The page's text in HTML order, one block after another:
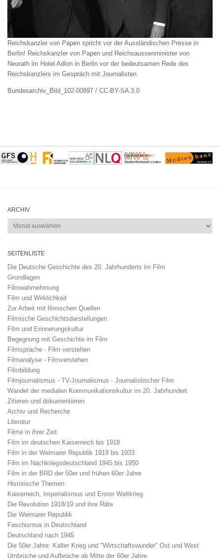
Reichskanzler von Papen spricht vor der Aussländischen Presse in
Berlin! Reichskanzler von Papen und Reichsaussenminister von
Neurath im Hotel Adlon in Berlin vor der bedeutsamen Rede des
Reichskanzlers im Gespräch mit Journalisten.
Bundesarchiv_Bild_102-00897 / CC-BY-SA 3.0
ARCHIV
Archiv
SEITENLISTE
Die Deutsche Geschichte des 20. Jahrhunderts im Film
Grundlagen
Filmwahrnehmung
Film und Wirklichkeit
Zur Arbeit mit filmischen Quellen
Filmische Geschichtsdarstellungen
Film und Erinnerungskultur
Begegnung mit Geschichte im Film
Filmsprache - Film verstehen
Filmanalyse - Filmverstehen
Filmbildung
Filmjournalismus - TV-Journalismus - Journalistischer Film
Wandel der medialen Kommunikationskultur im 20. Jahrhundert
Zitieren und dokumentieren
Archiv und Recherche
Literatur
Filme in ihrer Zeit
Film im deutschen Kaiserreich bis 1918
Film in der Weimarer Republik 1919 bis 1933
Film im Nachkriegsdeutschland 1945 bis 1950
Film in der BRD der 50er und frühen 60er Jahre
Historische Themen
Kaiserreich, Imperialismus und Erster Weltkrieg
Die Revolution 1918/19 und ihre Räte
Die Weimarer Republik
Faschismus in Deutschland
Deutschland nach 1945
Die 50er Jahre: Kalter Krieg und "Wirtschaftswunder" Ost und West
Umbrüche und Aufbrüche ab Mitte der 60er Jahre